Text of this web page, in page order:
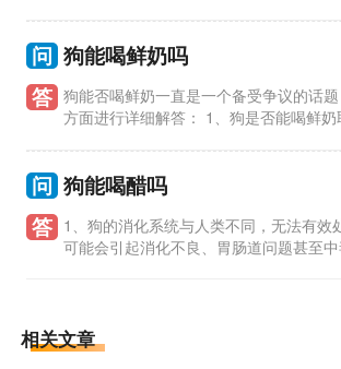
问 狗能喝鲜奶吗
答 狗能否喝鲜奶一直是一个备受争议的话
方面进行详细解答： 1、狗是否能喝鲜
问 狗能喝醋吗
答 1、狗的消化系统与人类不同，无法有效
可能会引起消化不良、胃肠道问题甚至
相关文章